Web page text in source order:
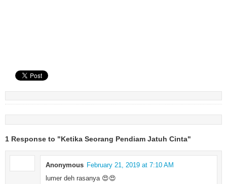
1 Response to "Ketika Seorang Pendiam Jatuh Cinta"
Anonymous February 21, 2019 at 7:10 AM
lumer deh rasanya 😍😍